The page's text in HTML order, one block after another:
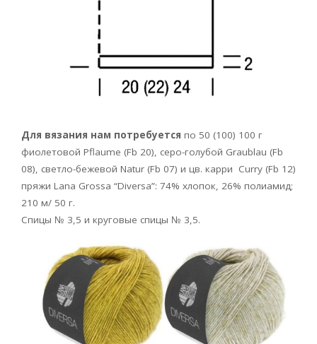
Для вязания нам потребуется по 50 (100) 100 г
фиолетовой Pflaume (Fb 20), серо-голубой Graublau (Fb
08), светло-бежевой Natur (Fb 07) и цв. карри Curry (Fb 12)
пряжи Lana Grossa “Diversa”: 74% хлопок, 26% полиамид;
210 м/ 50 г.
Спицы № 3,5 и круговые спицы № 3,5.